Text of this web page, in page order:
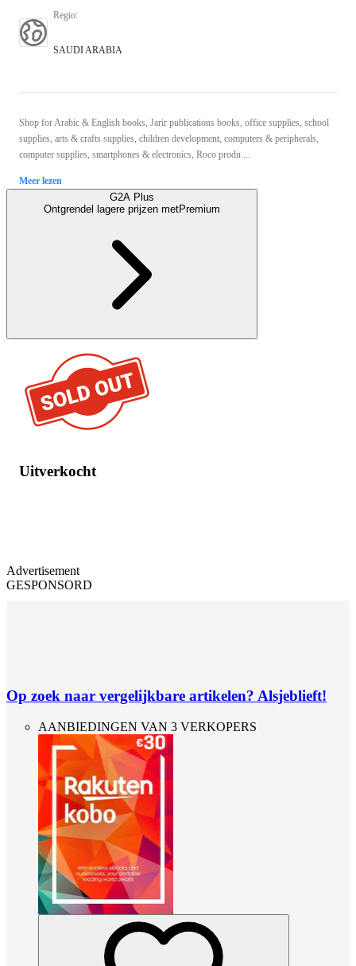
Regio:
SAUDI ARABIA
Shop for Arabic & English books, Jarir publications books, office supplies, school
supplies, arts & crafts supplies, children development, computers & peripherals,
computer supplies, smartphones & electronics, Roco produ ...
Meer lezen
G2A Plus
Ontgrendel lagere prijzen metPremium
Uitverkocht
Advertisement
GESPONSORD
Op zoek naar vergelijkbare artikelen? Alsjeblieft!
AANBIEDINGEN VAN 3 VERKOPERS